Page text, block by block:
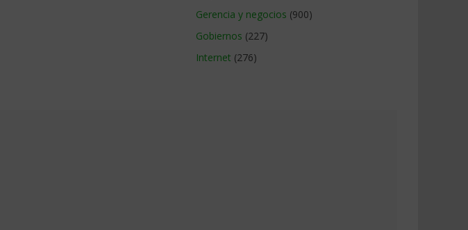
Gerencia y negocios (900)
Gobiernos (227)
Internet (276)